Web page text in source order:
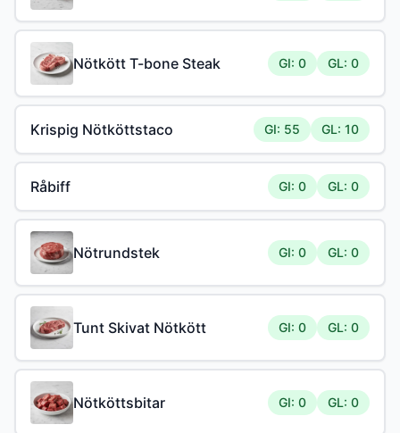
Nötkött T-bone Steak GI: 0 GL: 0
Krispig Nötköttstaco GI: 55 GL: 10
Råbiff GI: 0 GL: 0
Nötrundstek GI: 0 GL: 0
Tunt Skivat Nötkött GI: 0 GL: 0
Nötköttsbitar GI: 0 GL: 0